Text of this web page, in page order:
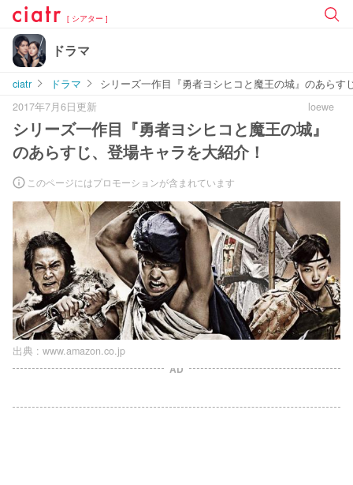
[ シアター ]
ドラマ
ciatr ドラマ
シリーズ一作目『勇者ヨシヒコと魔王の城』のあらす
2017年7月6日更新
loewe
シリーズ一作目『勇者ヨシヒコと魔王の城』
のあらすじ、登場キャラを大紹介！
このページにはプロモーションが含まれています
出典 : www.amazon.co.jp
AD